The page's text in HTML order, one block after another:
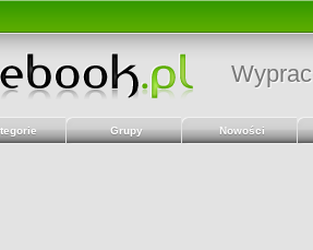
Grupy Nowości